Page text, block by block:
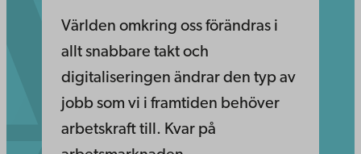
Världen omkring oss förändras i
allt snabbare takt och
digitaliseringen ändrar den typ av
jobb som vi i framtiden behöver
arbetskraft till. Kvar på